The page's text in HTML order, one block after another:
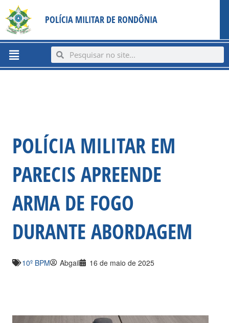
content
para
conteúdo
POLÍCIA MILITAR DE RONDÔNIA
Menu SearchSearch
POLÍCIA MILITAR EM
PARECIS APREENDE
ARMA DE FOGO
DURANTE ABORDAGEM
10º BPM Abgail 16 de maio de 2025